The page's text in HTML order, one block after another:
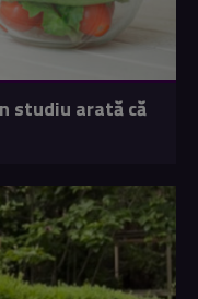
studiu arată că